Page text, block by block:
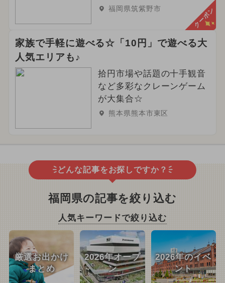
福岡県筑紫野市 クーポン
家族で手軽に遊べる☆「10円」で遊べる大
人気エリアも♪
拾円市場や話題の十手観音
など多彩なクレーンゲーム
が大集合☆
熊本県熊本市東区
どんな記事をお探しですか？
福岡県の記事を絞り込む
人気キーワードで絞り込む
厳選お出かけ
まとめ
2026年オープ
ン
2026年のイベ
ント